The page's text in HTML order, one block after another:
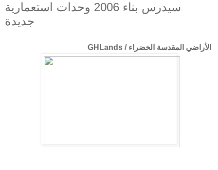
سيدرس بناء 2006 وحدات استعمارية
جديدة
الأراضي المقدسة الخضراء / GHLands